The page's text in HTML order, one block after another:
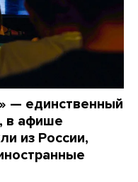
— единственный
в афише
из России,